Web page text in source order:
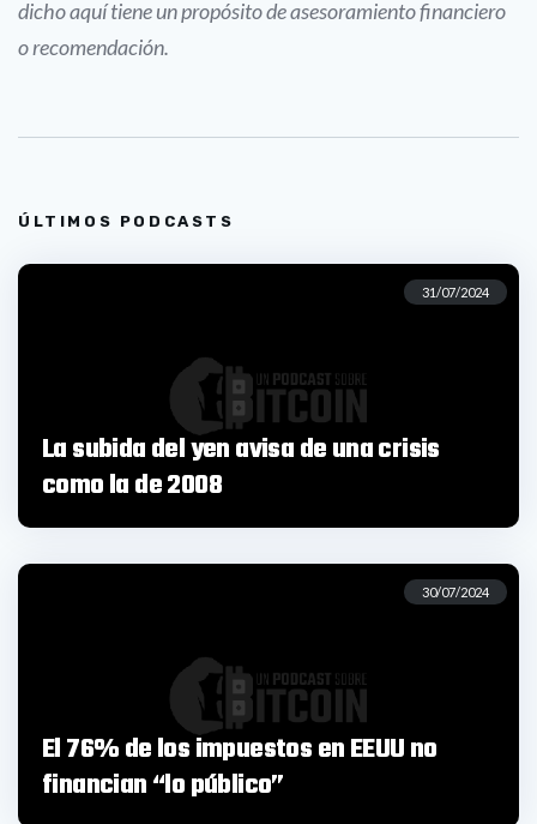
dicho aquí tiene un propósito de asesoramiento financiero
o recomendación.
ÚLTIMOS PODCASTS
31/07/2024
La subida del yen avisa de una crisis
como la de 2008
30/07/2024
El 76% de los impuestos en EEUU no
financian “lo público”